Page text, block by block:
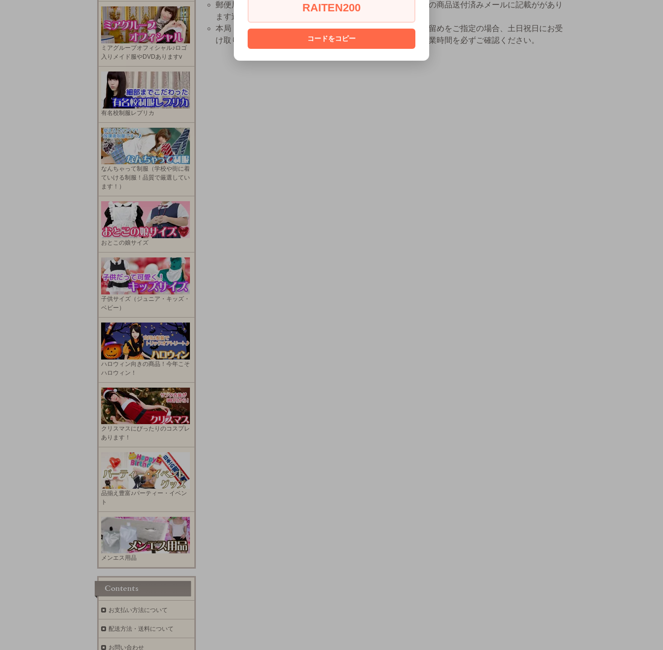
郵便局に到着しても、到着通知はございません。当社出荷時の商品送付済みメールに記載ががあり
ます追跡番号で追跡サービスをご確認ください。
本局（ゆうゆう窓口が併設されている郵便局）以外の郵便局留めをご指定の場合、土日祝日にお受
け取りいただけない場合がございます。ご希望の郵便局の営業時間を必ずご確認ください。
ミアグループオフィシャル♪ロゴ
入りメイド服やDVDありますv
有名校制服レプリカ
なんちゃって制服（学校や街に着
ていける制服！品質で厳選してい
ます！）
おとこの娘サイズ
子供サイズ（ジュニア・キッズ・
ベビー）
ハロウィン向きの商品！今年こそ
ハロウィン！
クリスマスにぴったりのコスプレ
あります！
品揃え豊富♪パーティー・イベン
ト
メンエス用品
お支払い方法について
配送方法・送料について
お問い合わせ
RAITEN200
コードをコピー